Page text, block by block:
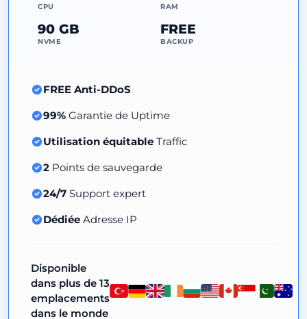
CPU RAM
90 GB
NVME
FREE
BACKUP
FREE Anti-DDoS
99% Garantie de Uptime
Utilisation équitable Traffic
2 Points de sauvegarde
24/7 Support expert
Dédiée Adresse IP
Disponible
dans plus de 13
emplacements
dans le monde